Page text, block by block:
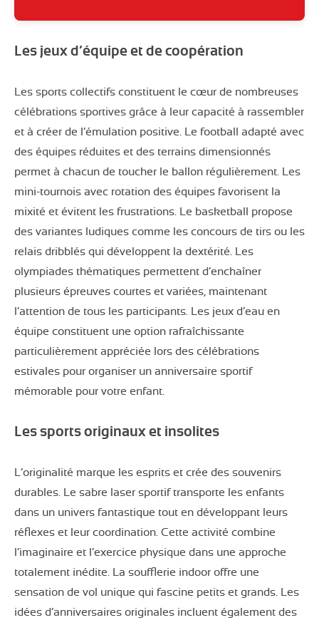
Les jeux d’équipe et de coopération
Les sports collectifs constituent le cœur de nombreuses
célébrations sportives grâce à leur capacité à rassembler
et à créer de l’émulation positive. Le football adapté avec
des équipes réduites et des terrains dimensionnés
permet à chacun de toucher le ballon régulièrement. Les
mini-tournois avec rotation des équipes favorisent la
mixité et évitent les frustrations. Le basketball propose
des variantes ludiques comme les concours de tirs ou les
relais dribblés qui développent la dextérité. Les
olympiades thématiques permettent d’enchaîner
plusieurs épreuves courtes et variées, maintenant
l’attention de tous les participants. Les jeux d’eau en
équipe constituent une option rafraîchissante
particulièrement appréciée lors des célébrations
estivales pour organiser un anniversaire sportif
mémorable pour votre enfant.
Les sports originaux et insolites
L’originalité marque les esprits et crée des souvenirs
durables. Le sabre laser sportif transporte les enfants
dans un univers fantastique tout en développant leurs
réflexes et leur coordination. Cette activité combine
l’imaginaire et l’exercice physique dans une approche
totalement inédite. La soufflerie indoor offre une
sensation de vol unique qui fascine petits et grands. Les
idées d’anniversaires originales incluent également des